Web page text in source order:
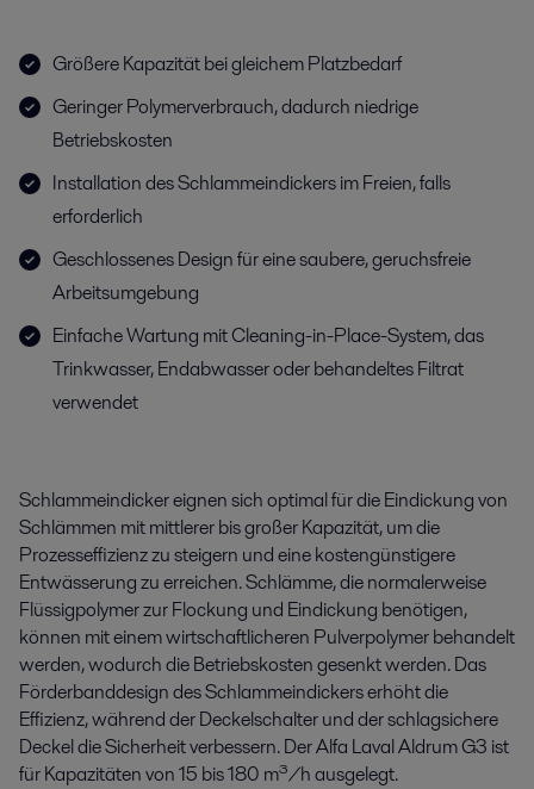
Größere Kapazität bei gleichem Platzbedarf
Geringer Polymerverbrauch, dadurch niedrige
Betriebskosten
Installation des Schlammeindickers im Freien, falls
erforderlich
Geschlossenes Design für eine saubere, geruchsfreie
Arbeitsumgebung
Einfache Wartung mit Cleaning-in-Place-System, das
Trinkwasser, Endabwasser oder behandeltes Filtrat
verwendet
Schlammeindicker eignen sich optimal für die Eindickung von
Schlämmen mit mittlerer bis großer Kapazität, um die
Prozesseffizienz zu steigern und eine kostengünstigere
Entwässerung zu erreichen. Schlämme, die normalerweise
Flüssigpolymer zur Flockung und Eindickung benötigen,
können mit einem wirtschaftlicheren Pulverpolymer behandelt
werden, wodurch die Betriebskosten gesenkt werden. Das
Förderbanddesign des Schlammeindickers erhöht die
Effizienz, während der Deckelschalter und der schlagsichere
Deckel die Sicherheit verbessern. Der Alfa Laval Aldrum G3 ist
für Kapazitäten von 15 bis 180 m³/h ausgelegt.